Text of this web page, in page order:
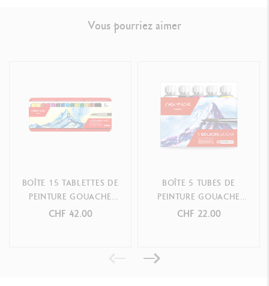
Vous pourriez aimer
BOÎTE 15 TABLETTES DE
PEINTURE GOUACHE
STUDIO
CHF 42.00
BOÎTE 5 TUBES DE
PEINTURE GOUACHE
STUDIO 10 ML
CHF 22.00